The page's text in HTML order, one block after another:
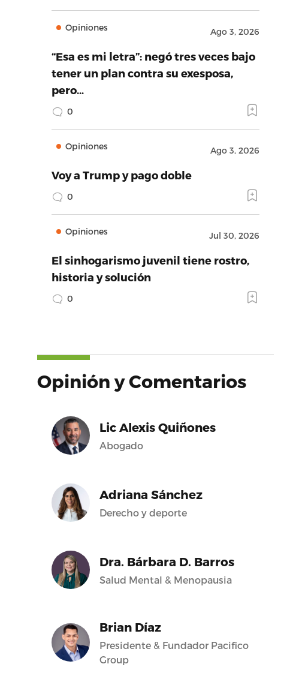
Opiniones Ago 3, 2026
“Esa es mi letra”: negó tres veces bajo
tener un plan contra su exesposa,
pero…
0
Opiniones Ago 3, 2026
Voy a Trump y pago doble
0
Opiniones Jul 30, 2026
El sinhogarismo juvenil tiene rostro,
historia y solución
0
Opinión y Comentarios
Lic Alexis Quiñones
Abogado
Adriana Sánchez
Derecho y deporte
Dra. Bárbara D. Barros
Salud Mental & Menopausia
Brian Díaz
Presidente & Fundador Pacifico
Group